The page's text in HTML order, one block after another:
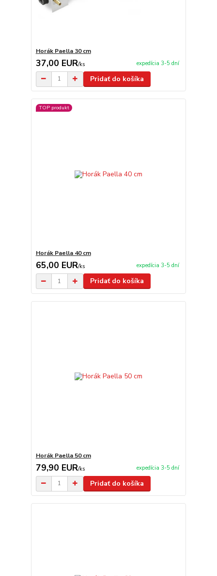
Horák Paella 30 cm
37,00 EUR/ks expedícia 3-5 dní
Pridať do košíka
TOP produkt
Horák Paella 40 cm
65,00 EUR/ks expedícia 3-5 dní
Pridať do košíka
Horák Paella 50 cm
79,90 EUR/ks expedícia 3-5 dní
Pridať do košíka